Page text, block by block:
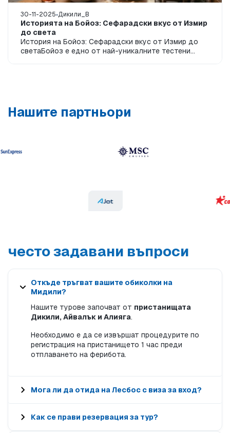
30-11-2025 Дикили_B
Историята на Бойоз: Сефарадски вкус от Измир
до света
История на Бойоз: Сефарадски вкус от Измир до
светаБойоз е едно от най-уникалните тестени
Нашите партньори
често задавани въпроси
Откъде тръгват вашите обиколки на
Мидили?
Нашите турове започват от пристанищата
Дикили, Айвалък и Алияга.
Необходимо е да се извършат процедурите по
регистрация на пристанището 1 час преди
отплаването на ферибота.
Мога ли да отида на Лесбос с виза за вход?
Как се прави резервация за тур?